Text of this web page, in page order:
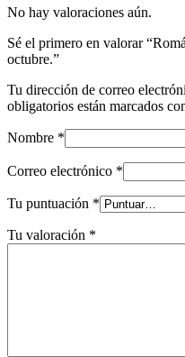
No hay valoraciones aún.
Sé el primero en valorar
octubre.”
Tu dirección de correo
obligatorios están marcados
Nombre *
Correo electrónico *
Tu puntuación *
Tu valoración *